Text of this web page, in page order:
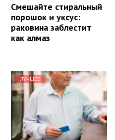
Смешайте стиральный
порошок и уксус:
раковина заблестит
как алмаз
ЛУЧШЕЕ